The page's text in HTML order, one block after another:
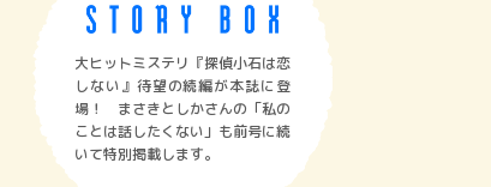
大ヒットミステリ『探偵小石は恋
しない』待望の続編が本誌に登
場！ まさきとしかさんの「私の
ことは話したくない」も前号に続
いて特別掲載します。